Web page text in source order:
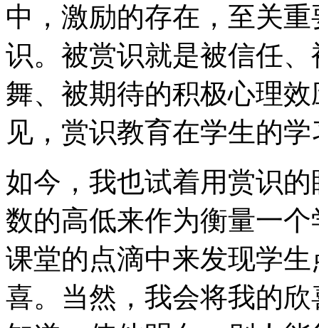
中，激励的存在，至关
识。被赏识就是被信任
舞、被期待的积极心理
见，赏识教育在学生的
如今，我也试着用赏识
数的高低来作为衡量一
课堂的点滴中来发现学
喜。当然，我会将我的